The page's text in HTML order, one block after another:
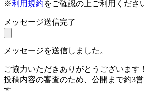
※利用規約をご確認の上ご利用くださ
メッセージ送信完了
メッセージを送信しました。
ご協力いただきありがとうございます！
投稿内容の審査のため、公開まで約3